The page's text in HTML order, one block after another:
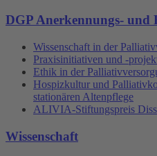
DGP Anerkennungs- und
Wissenschaft in der
Praxisinitiativen und -
Ethik in der
Hospizkultur und
stationären Altenpflege
ALIVIA-Stiftungspreis
Wissenschaft